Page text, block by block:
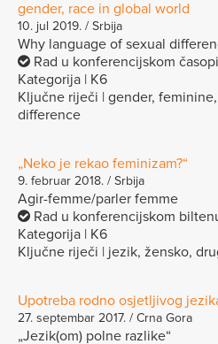
gender, race in global world
10. jul 2019. / Srbija
Why language of sexual
Rad u konferencijskom
Kategorija | K6
Ključne riječi | gender,
difference
„Neko je rekao feminizam?“
9. februar 2018. / Srbija
Agir-femme/parler femme
Rad u konferencijskom
Kategorija | K6
Ključne riječi | jezik, žensko,
Upotreba rodno osjetljivog
27. septembar 2017. / Crna Gora
„Jezik(om) polne razlike“